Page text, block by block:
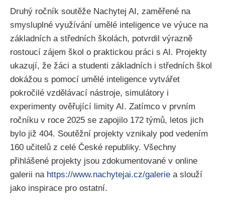
Druhý ročník soutěže Nachytej AI, zaměřené na
smysluplné využívání umělé inteligence ve výuce na
základních a středních školách, potvrdil výrazně
rostoucí zájem škol o praktickou práci s AI. Projekty
ukazují, že žáci a studenti základních i středních škol
dokážou s pomocí umělé inteligence vytvářet
pokročilé vzdělávací nástroje, simulátory i
experimenty ověřující limity AI. Zatímco v prvním
ročníku v roce 2025 se zapojilo 172 týmů, letos jich
bylo již 404. Soutěžní projekty vznikaly pod vedením
160 učitelů z celé České republiky. Všechny
přihlášené projekty jsou zdokumentované v online
galerii na https://www.nachytejai.cz/galerie a slouží
jako inspirace pro ostatní.